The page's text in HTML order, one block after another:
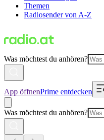
Themen
Radiosender von A-Z
Was möchtest du anhören?
App öffnenPrime entdecken
Was möchtest du anhören?